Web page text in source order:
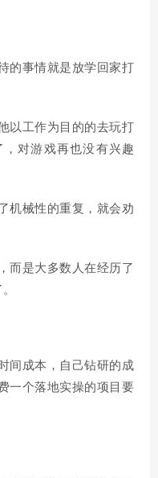
的事情就是放学回家打
以工作为目的的去玩打
对游戏再也没有兴趣
机械性的重复，就会劝
而是大多数人在经历了
间成本，自己钻研的成
一个落地实操的项目要